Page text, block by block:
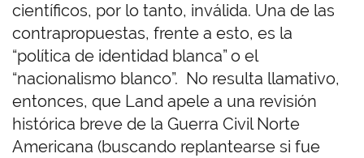
científicos, por lo tanto, inválida. Una de las
contrapropuestas, frente a esto, es la
“política de identidad blanca” o el
“nacionalismo blanco”. No resulta llamativo,
entonces, que Land apele a una revisión
histórica breve de la Guerra Civil Norte
Americana (buscando replantearse si fue